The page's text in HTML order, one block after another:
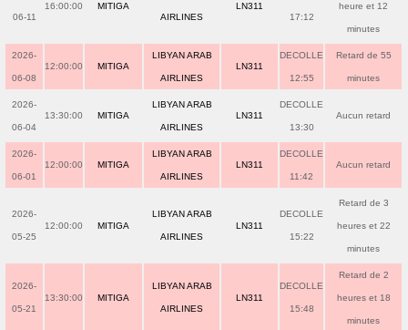
06-11
16:00:00 MITIGA
AIRLINES
LN311
17:12
heure et 12
minutes
2026-
06-08
12:00:00 MITIGA
LIBYAN ARAB
AIRLINES
LN311
DECOLLE
12:55
Retard de 55
minutes
2026-
06-04
13:30:00 MITIGA
LIBYAN ARAB
AIRLINES
LN311
DECOLLE
13:30
Aucun retard
2026-
06-01
12:00:00 MITIGA
LIBYAN ARAB
AIRLINES
LN311
DECOLLE
11:42
Aucun retard
2026-
05-25
12:00:00 MITIGA
LIBYAN ARAB
AIRLINES
LN311
DECOLLE
15:22
Retard de 3
heures et 22
minutes
2026-
05-21
13:30:00 MITIGA
LIBYAN ARAB
AIRLINES
LN311
DECOLLE
15:48
Retard de 2
heures et 18
minutes